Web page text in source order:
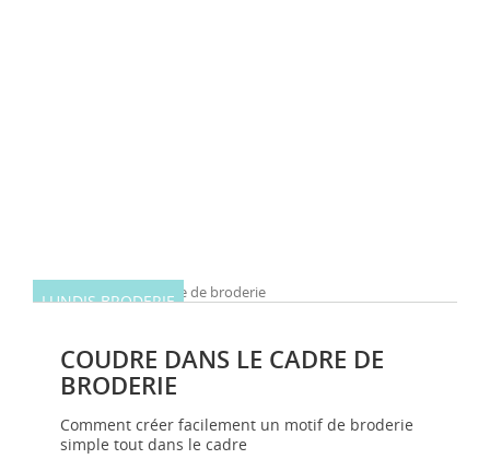
LUNDIS BRODERIE
COUDRE DANS LE CADRE DE
BRODERIE
Comment créer facilement un motif de broderie
simple tout dans le cadre